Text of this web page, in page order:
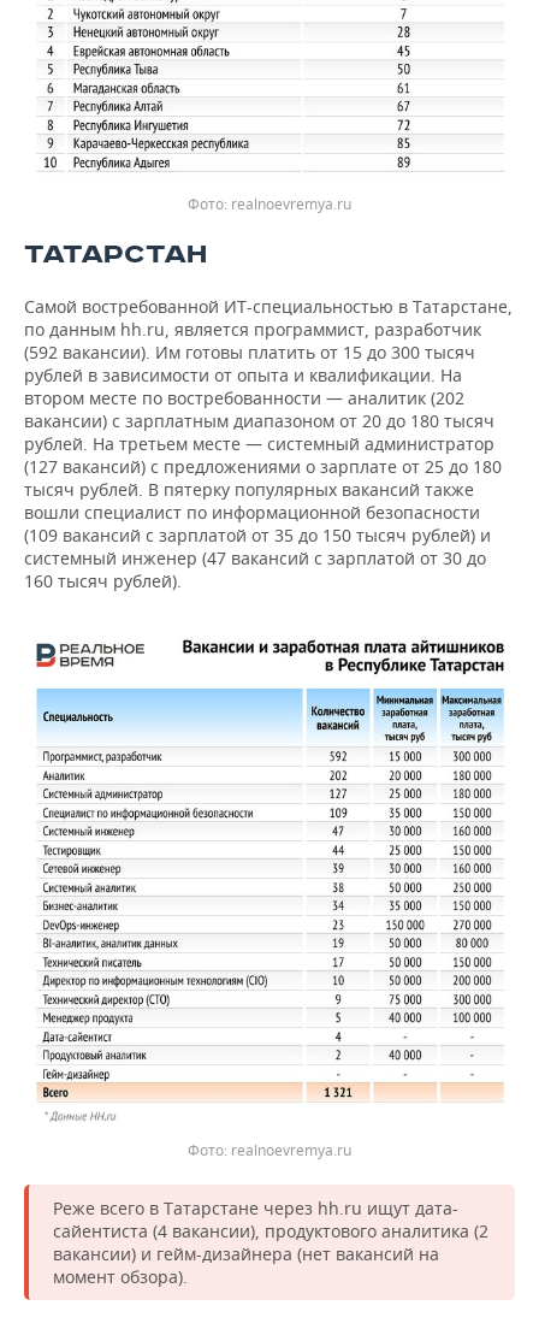
realnoevremya.ru
ТАТАРСТАН
Самой востребованной ИТ-специальностью в Татарстане,
по данным hh.ru, является программист, разработчик
(592 вакансии). Им готовы платить от 15 до 300 тысяч
рублей в зависимости от опыта и квалификации. На
втором месте по востребованности — аналитик (202
вакансии) с зарплатным диапазоном от 20 до 180 тысяч
рублей. На третьем месте — системный администратор
(127 вакансий) с предложениями о зарплате от 25 до 180
тысяч рублей. В пятерку популярных вакансий также
вошли специалист по информационной безопасности
(109 вакансий с зарплатой от 35 до 150 тысяч рублей) и
системный инженер (47 вакансий с зарплатой от 30 до
160 тысяч рублей).
realnoevremya.ru
Реже всего в Татарстане через hh.ru ищут дата-
сайентиста (4 вакансии), продуктового аналитика (2
вакансии) и гейм-дизайнера (нет вакансий на
момент обзора).